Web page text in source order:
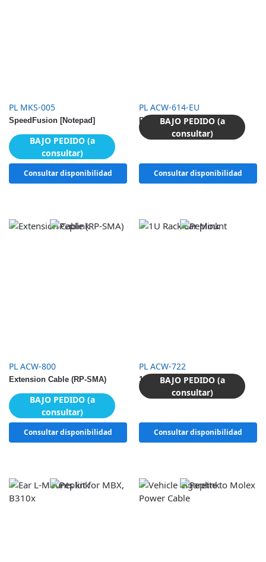
PL MKS-005
SpeedFusion [Notepad]
Consultar disponibilidad
BAJO PEDIDO (a
consultar)
PL ACW-614-EU
Power Cord (EU)
Consultar disponibilidad
BAJO PEDIDO (a
consultar)
PL ACW-800
Extension Cable (RP-SMA)
Consultar disponibilidad
BAJO PEDIDO (a
consultar)
PL ACW-722
1U Rack Ear Mount
Consultar disponibilidad
BAJO PEDIDO (a
consultar)